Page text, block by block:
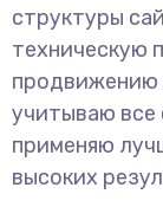
структуры
техническую
продвижению
учитываю все
применяю
высоких